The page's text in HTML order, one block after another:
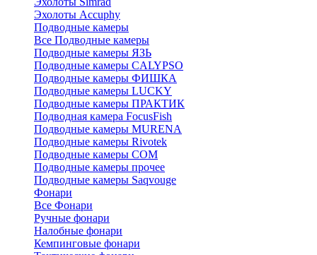
Эхолоты Accuphy
Подводные камеры
Все Подводные камеры
Подводные камеры ЯЗЬ
Подводные камеры CALYPSO
Подводные камеры ФИШКА
Подводные камеры LUCKY
Подводные камеры ПРАКТИК
Подводная камера FocusFish
Подводные камеры MURENA
Подводные камеры Rivotek
Подводные камеры СОМ
Подводные камеры прочее
Подводные камеры Saqvouge
Фонари
Все Фонари
Ручные фонари
Налобные фонари
Кемпинговые фонари